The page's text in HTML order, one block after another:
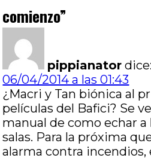
comienzo”
pippianator dice:
06/04/2014 a las 01:43
¿Macri y Tan biónica al
películas del Bafici? Se
manual de como echar a
salas. Para la próxima
alarma contra incendios,